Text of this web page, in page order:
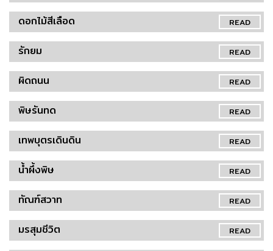
READ
ดอกไม้สีเลือด
READ
รักยม
READ
ผิดถนน
READ
พิษรันทด
READ
เทพบุตรเดินดิน
READ
น้ำผึ้งพิษ
READ
ทัณฑ์สวาท
READ
มรสุมชีวิต